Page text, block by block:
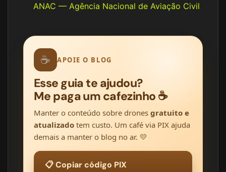
ANAC — Agência Nacional de Aviação Civil
☕ APOIE O BLOG
Esse guia te ajudou?
Me paga um cafezinho ☕
Manter o conteúdo sobre drones gratuito e
atualizado tem custo. Um café via PIX ajuda
demais a manter o blog no ar. 💛
📋 Copiar código PIX